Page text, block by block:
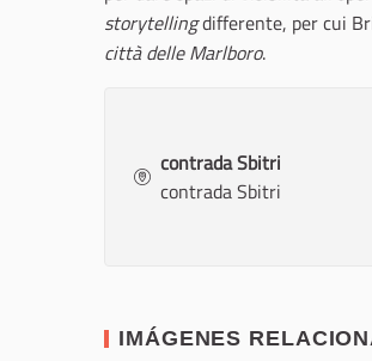
storytellingdifferente, per cui
città delle Marlboro.
contrada Sbitri
contrada Sbitri
IMÁGENES